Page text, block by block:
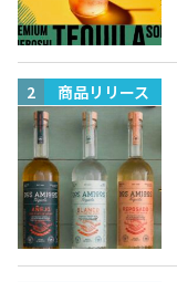
商品リリース